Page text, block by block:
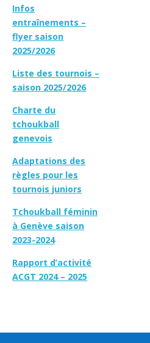
Infos
entraînements –
flyer saison
2025/2026
Liste des tournois –
saison 2025/2026
Charte du
tchoukball
genevois
Adaptations des
règles pour les
tournois juniors
Tchoukball féminin
à Genève saison
2023-2024
Rapport d’activité
ACGT 2024 – 2025